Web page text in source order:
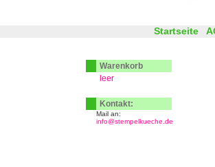
Startseite
Warenkorb
leer
Kontakt:
Mail an:
info@stempelkueche.de